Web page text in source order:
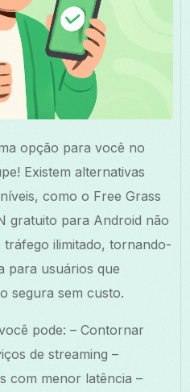
opção para você no
Existem alternativas
como o Free Grass
gratuito para Android não
ilimitado, tornando-
para usuários que
segura sem custo.
pode: – Contornar
de streaming –
com menor latência –